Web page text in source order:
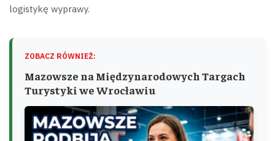
logistykę wyprawy.
ZOBACZ RÓWNIEŻ:
Mazowsze na Międzynarodowych Targach
Turystyki we Wrocławiu